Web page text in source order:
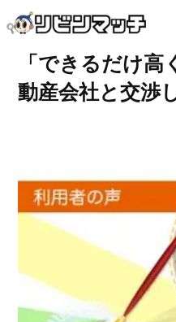
「できるだけ
動産会社と交渉